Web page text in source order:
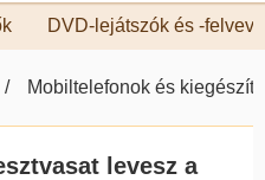
DVD-lejátszók és -
Mobiltelefonok és
levesz a